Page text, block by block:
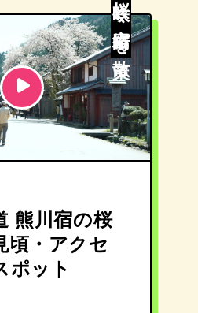
熊川宿の桜
頃・アクセ
ポット
桜咲く宿場町を散策